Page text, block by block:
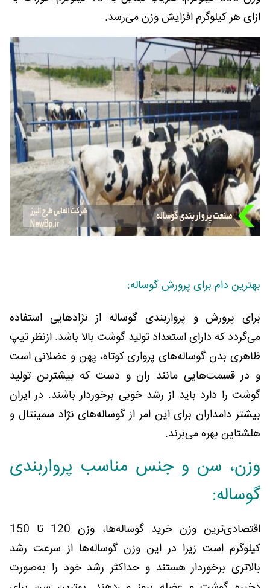
ازای هر کیلوگرم افزایش وزن می‌رسد.
بهترین دام برای پرورش گوساله:
برای پرورش و پرواربندی گوساله از نژادهایی استفاده
می‌گردد که دارای استعداد تولید گوشت بالا باشد. ازنظر تیپ
ظاهری بدن گوساله‌های پرواری کوتاه، پهن و عضلانی است
و در قسمت‌هایی مانند ران و دست که بیشترین تولید
گوشت را دارد باید از رشد خوبی برخوردار باشند. در ایران
بیشتر دامداران برای این امر از گوساله‌های نژاد سمینتال و
هلشتاین بهره می‌برند.
وزن، سن و جنس مناسب پرواربندی
گوساله:
اقتصادی‌ترین وزن خرید گوساله‌ها، وزن 120 تا 150
کیلوگرم است زیرا در این وزن گوساله‌ها از سرعت رشد
بالاتری برخوردار هستند و حداکثر رشد خود را به‌صورت